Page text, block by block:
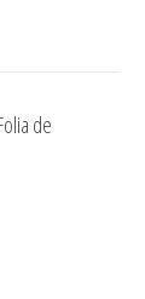
de